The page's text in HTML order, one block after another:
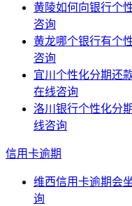
黄陵如何向银行个
咨询
黄龙哪个银行有个
咨询
宜川个性化分期还
在线咨询
洛川银行个性化分
线咨询
信用卡逾期
维西信用卡逾期会
询